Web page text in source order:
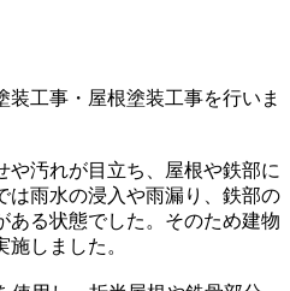
工事・屋根塗装工事を行いま
や汚れが目立ち、屋根や鉄部に
は雨水の浸入や雨漏り、鉄部の
ある状態でした。そのため建物
しました。